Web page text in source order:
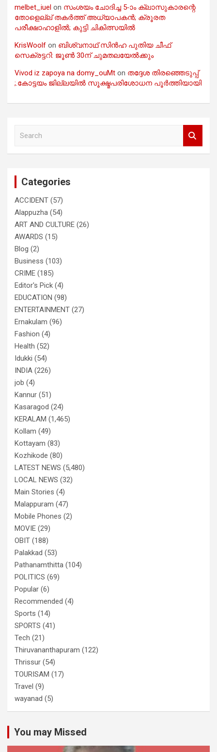
melbet_iuel on സംശയം ചോദിച്ച 5-ാം ക്ലാസുകാരന്റെ
തോളെല്ല് തകർത്ത് അധ്യാപകൻ; ക്രൂരത
പരീക്ഷാഹാളിൽ; കുട്ടി ചികിത്സയിൽ
KrisWoolf on ബിശ്വനാഥ് സിൻഹ പുതിയ ചീഫ്
സെക്രട്ടറി: ജൂൺ 30ന് ചുമതലയേൽക്കും
Vivod iz zapoya na domy_ouMt on തദ്ദേശ തിരഞ്ഞെടുപ്പ്
;.കോട്ടയം ജില്ലയിൽ സൂക്ഷ്മപരിശോധന പൂർത്തിയായി
Categories
ACCIDENT (57)
Alappuzha (54)
ART AND CULTURE (26)
AWARDS (15)
Blog (2)
Business (103)
CRIME (185)
Editor's Pick (4)
EDUCATION (98)
ENTERTAINMENT (27)
Ernakulam (96)
Fashion (4)
Health (52)
Idukki (54)
INDIA (226)
job (4)
Kannur (51)
Kasaragod (24)
KERALAM (1,465)
Kollam (49)
Kottayam (83)
Kozhikode (80)
LATEST NEWS (5,480)
LOCAL NEWS (32)
Main Stories (4)
Malappuram (47)
Mobile Phones (2)
MOVIE (29)
OBIT (188)
Palakkad (53)
Pathanamthitta (104)
POLITICS (69)
Popular (6)
Recommended (4)
Sports (14)
SPORTS (41)
Tech (21)
Thiruvananthapuram (122)
Thrissur (54)
TOURISAM (17)
Travel (9)
wayanad (5)
You may Missed